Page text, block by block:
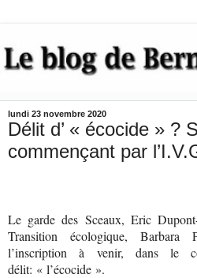
lundi 23 novembre 2020
Délit d’ « écocide » ?
commençant par
Le garde des Sceaux, Eric
Transition écologique,
l’inscription à venir, dans le
délit: « l’écocide ».